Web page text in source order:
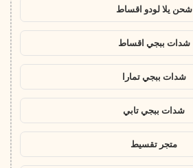
شحن يلا لودو اقساط
شدات ببجي اقساط
شدات ببجي تمارا
شدات ببجي تابي
متجر تقسيط